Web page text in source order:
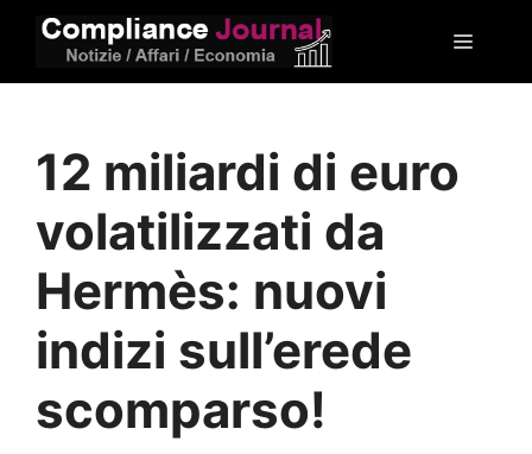
Menu
12 miliardi di euro
volatilizzati da
Hermès: nuovi
indizi sull’erede
scomparso!